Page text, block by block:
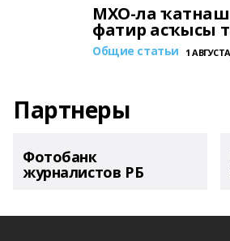
МХО-ла
фатир асҡысы
Общие статьи 1 АВГУСТА
Партнеры
Фотобанк
журналистов РБ